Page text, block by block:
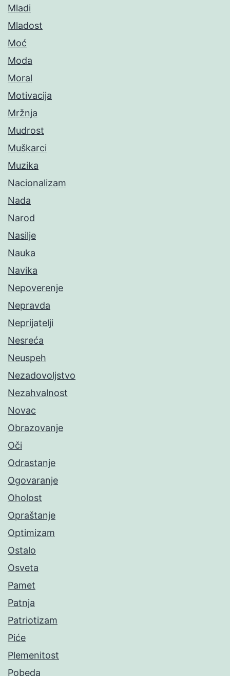
Mladi
Mladost
Moć
Moda
Moral
Motivacija
Mržnja
Mudrost
Muškarci
Muzika
Nacionalizam
Nada
Narod
Nasilje
Nauka
Navika
Nepoverenje
Nepravda
Neprijatelji
Nesreća
Neuspeh
Nezadovoljstvo
Nezahvalnost
Novac
Obrazovanje
Oči
Odrastanje
Ogovaranje
Oholost
Opraštanje
Optimizam
Ostalo
Osveta
Pamet
Patnja
Patriotizam
Piće
Plemenitost
Pobeda